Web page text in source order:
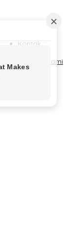
Kontak
Tentang Kami